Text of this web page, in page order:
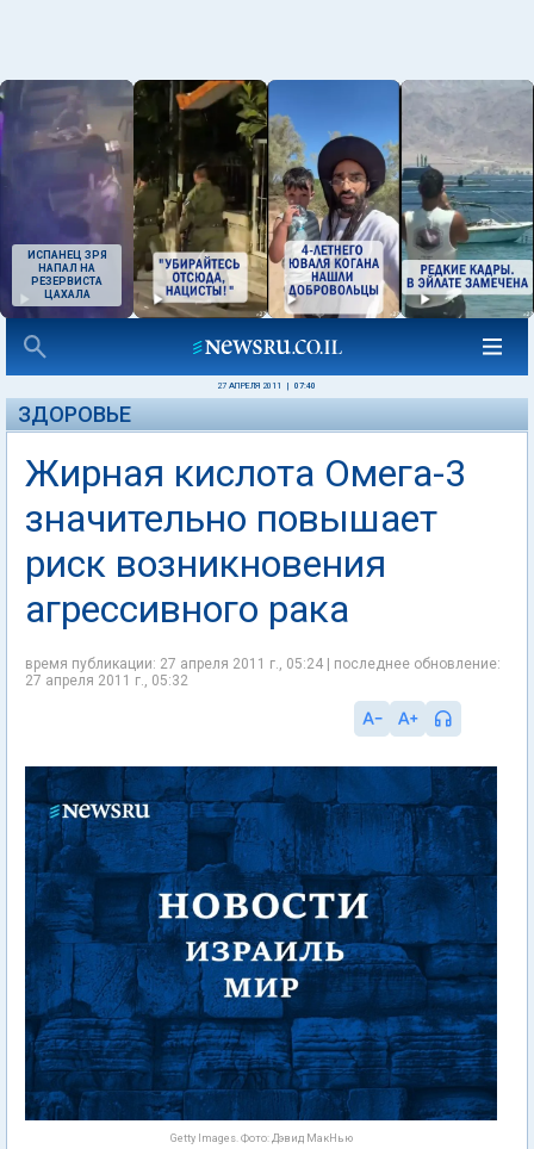
ИСПАНЕЦ ЗРЯ
НАПАЛ НА
РЕЗЕРВИСТА
ЦАХАЛА
27 АПРЕЛЯ 2011 07:40
ЗДОРОВЬЕ
Жирная кислота Омега-3
значительно повышает
риск возникновения
агрессивного рака
время публикации: 27 апреля 2011 г., 05:24 | последнее обновление:
27 апреля 2011 г., 05:32
Getty Images. Фото: Дэвид МакНью